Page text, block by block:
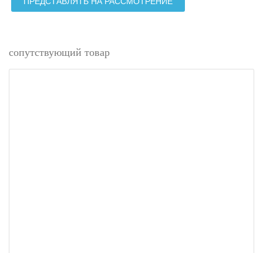
сопутствующий товар